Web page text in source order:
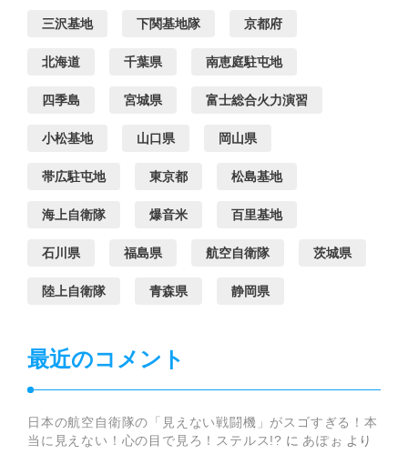
三沢基地 下関基地隊 京都府
北海道 千葉県 南恵庭駐屯地
四季島 宮城県 富士総合火力演習
小松基地 山口県 岡山県
帯広駐屯地 東京都 松島基地
海上自衛隊 爆音米 百里基地
石川県 福島県 航空自衛隊 茨城県
陸上自衛隊 青森県 静岡県
最近のコメント
日本の航空自衛隊の「見えない戦闘機」がスゴすぎる！本
当に見えない！心の目で見ろ！ステルス!? に あぽぉ より